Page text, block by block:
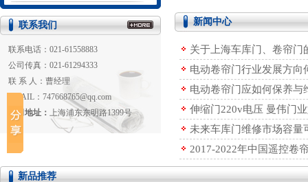
联系我们
联系电话：021-61558883
公司传真：021-61294333
联 系 人：曹经理
EMAIL：747668765@qq.com
公司地址： 上海浦东东明路1399号
新闻中心
关于上海车库门、卷帘门
电动卷帘门行业发展方向
电动卷帘门应如何保养与
伸缩门220v电压 曼伟门
未来车库门维修市场容量
2017-2022年中国遥控卷
新品推荐